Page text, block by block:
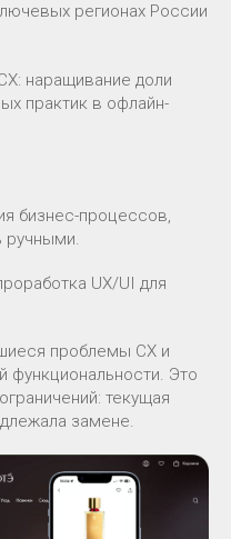
регионах России
наращивание доли
практик в офлайн-
бизнес-процессов,
ручными.
UX/UI для
проблемы CX и
функциональности. Это
текущая
замене.